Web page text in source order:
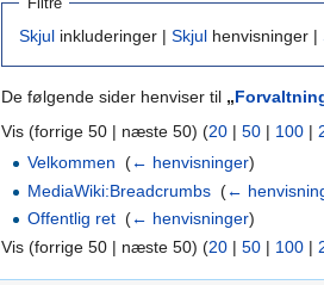
Skjul inkluderinger | Skjul henvisninger |
De følgende sider henviser til „
Vis (forrige 50 | næste 50) (20 | 50 | 100 |
Velkommen ‎(← henvisninger)
MediaWiki:Breadcrumbs ‎(←
Offentlig ret ‎(← henvisninger)
Vis (forrige 50 | næste 50) (20 | 50 | 100 |